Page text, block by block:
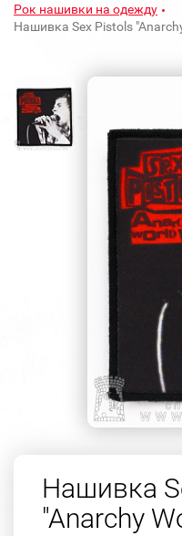
Рок нашивки на одежду
Нашивка Sex Pistols
Нашивка
"Anarchy